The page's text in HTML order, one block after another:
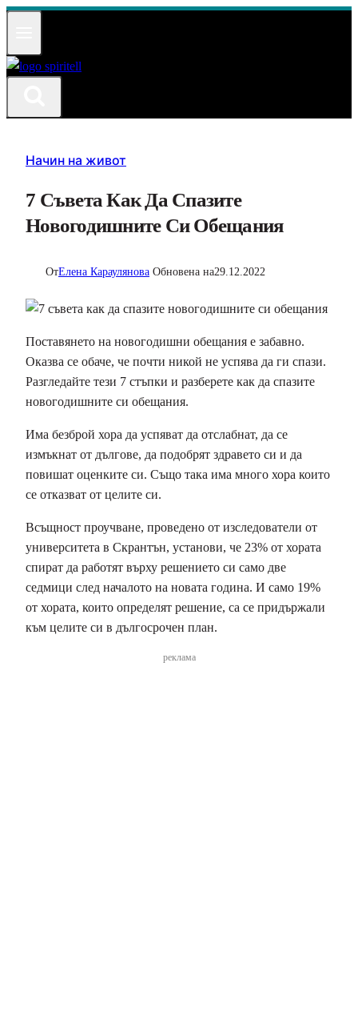
Към
Начин на живот
7 Съвета Как Да Спазите
Новогодишните Си Обещания
ОтЕлена Караулянова Обновена на29.12.2022
Поставянето на новогодишни обещания е забавно.
Оказва се обаче, че почти никой не успява да ги спази.
Разгледайте тези 7 стъпки и разберете как да спазите
новогодишните си обещания.
Има безброй хора да успяват да отслабнат, да се
измъкнат от дългове, да подобрят здравето си и да
повишат оценките си. Също така има много хора които
се отказват от целите си.
Всъщност проучване, проведено от изследователи от
университета в Скрантън, установи, че 23% от хората
спират да работят върху решението си само две
седмици след началото на новата година. И само 19%
от хората, които определят решение, са се придържали
към целите си в дългосрочен план.
реклама